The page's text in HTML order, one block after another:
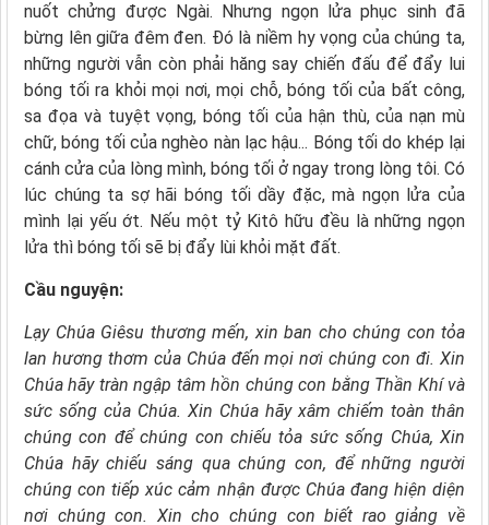
nuốt chửng được Ngài. Nhưng ngọn lửa phục sinh đã
bừng lên giữa đêm đen. Ðó là niềm hy vọng của chúng ta,
những người vẫn còn phải hăng say chiến đấu để đẩy lui
bóng tối ra khỏi mọi nơi, mọi chỗ, bóng tối của bất công,
sa đọa và tuyệt vọng, bóng tối của hận thù, của nạn mù
chữ, bóng tối của nghèo nàn lạc hậu... Bóng tối do khép lại
cánh cửa của lòng mình, bóng tối ở ngay trong lòng tôi. Có
lúc chúng ta sợ hãi bóng tối dầy đặc, mà ngọn lửa của
mình lại yếu ớt. Nếu một tỷ Kitô hữu đều là những ngọn
lửa thì bóng tối sẽ bị đẩy lùi khỏi mặt đất.
Cầu nguyện:
Lạy Chúa Giêsu thương mến,xin ban cho chúng con tỏa
lan hương thơm của Chúa đến mọi nơi chúng con đi.Xin
Chúa hãy tràn ngập tâm hồn chúng con bằng Thần Khí và
sức sống của Chúa. Xin Chúa hãy xâm chiếm toàn thân
chúng con để chúng con chiếu tỏa sức sống Chúa,Xin
Chúa hãy chiếu sáng qua chúng con, để những người
chúng con tiếp xúccảm nhận được Chúa đang hiện diện
nơi chúng con. Xin cho chúng con biết rao giảng về